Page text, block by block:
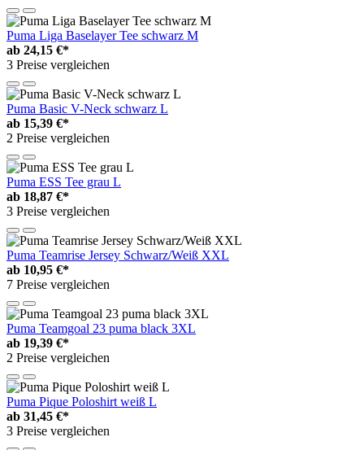
Puma Liga Baselayer Tee schwarz M
ab 24,15 €*
3 Preise vergleichen
Puma Basic V-Neck schwarz L
ab 15,39 €*
2 Preise vergleichen
Puma ESS Tee grau L
ab 18,87 €*
3 Preise vergleichen
Puma Teamrise Jersey Schwarz/Weiß XXL
ab 10,95 €*
7 Preise vergleichen
Puma Teamgoal 23 puma black 3XL
ab 19,39 €*
2 Preise vergleichen
Puma Pique Poloshirt weiß L
ab 31,45 €*
3 Preise vergleichen